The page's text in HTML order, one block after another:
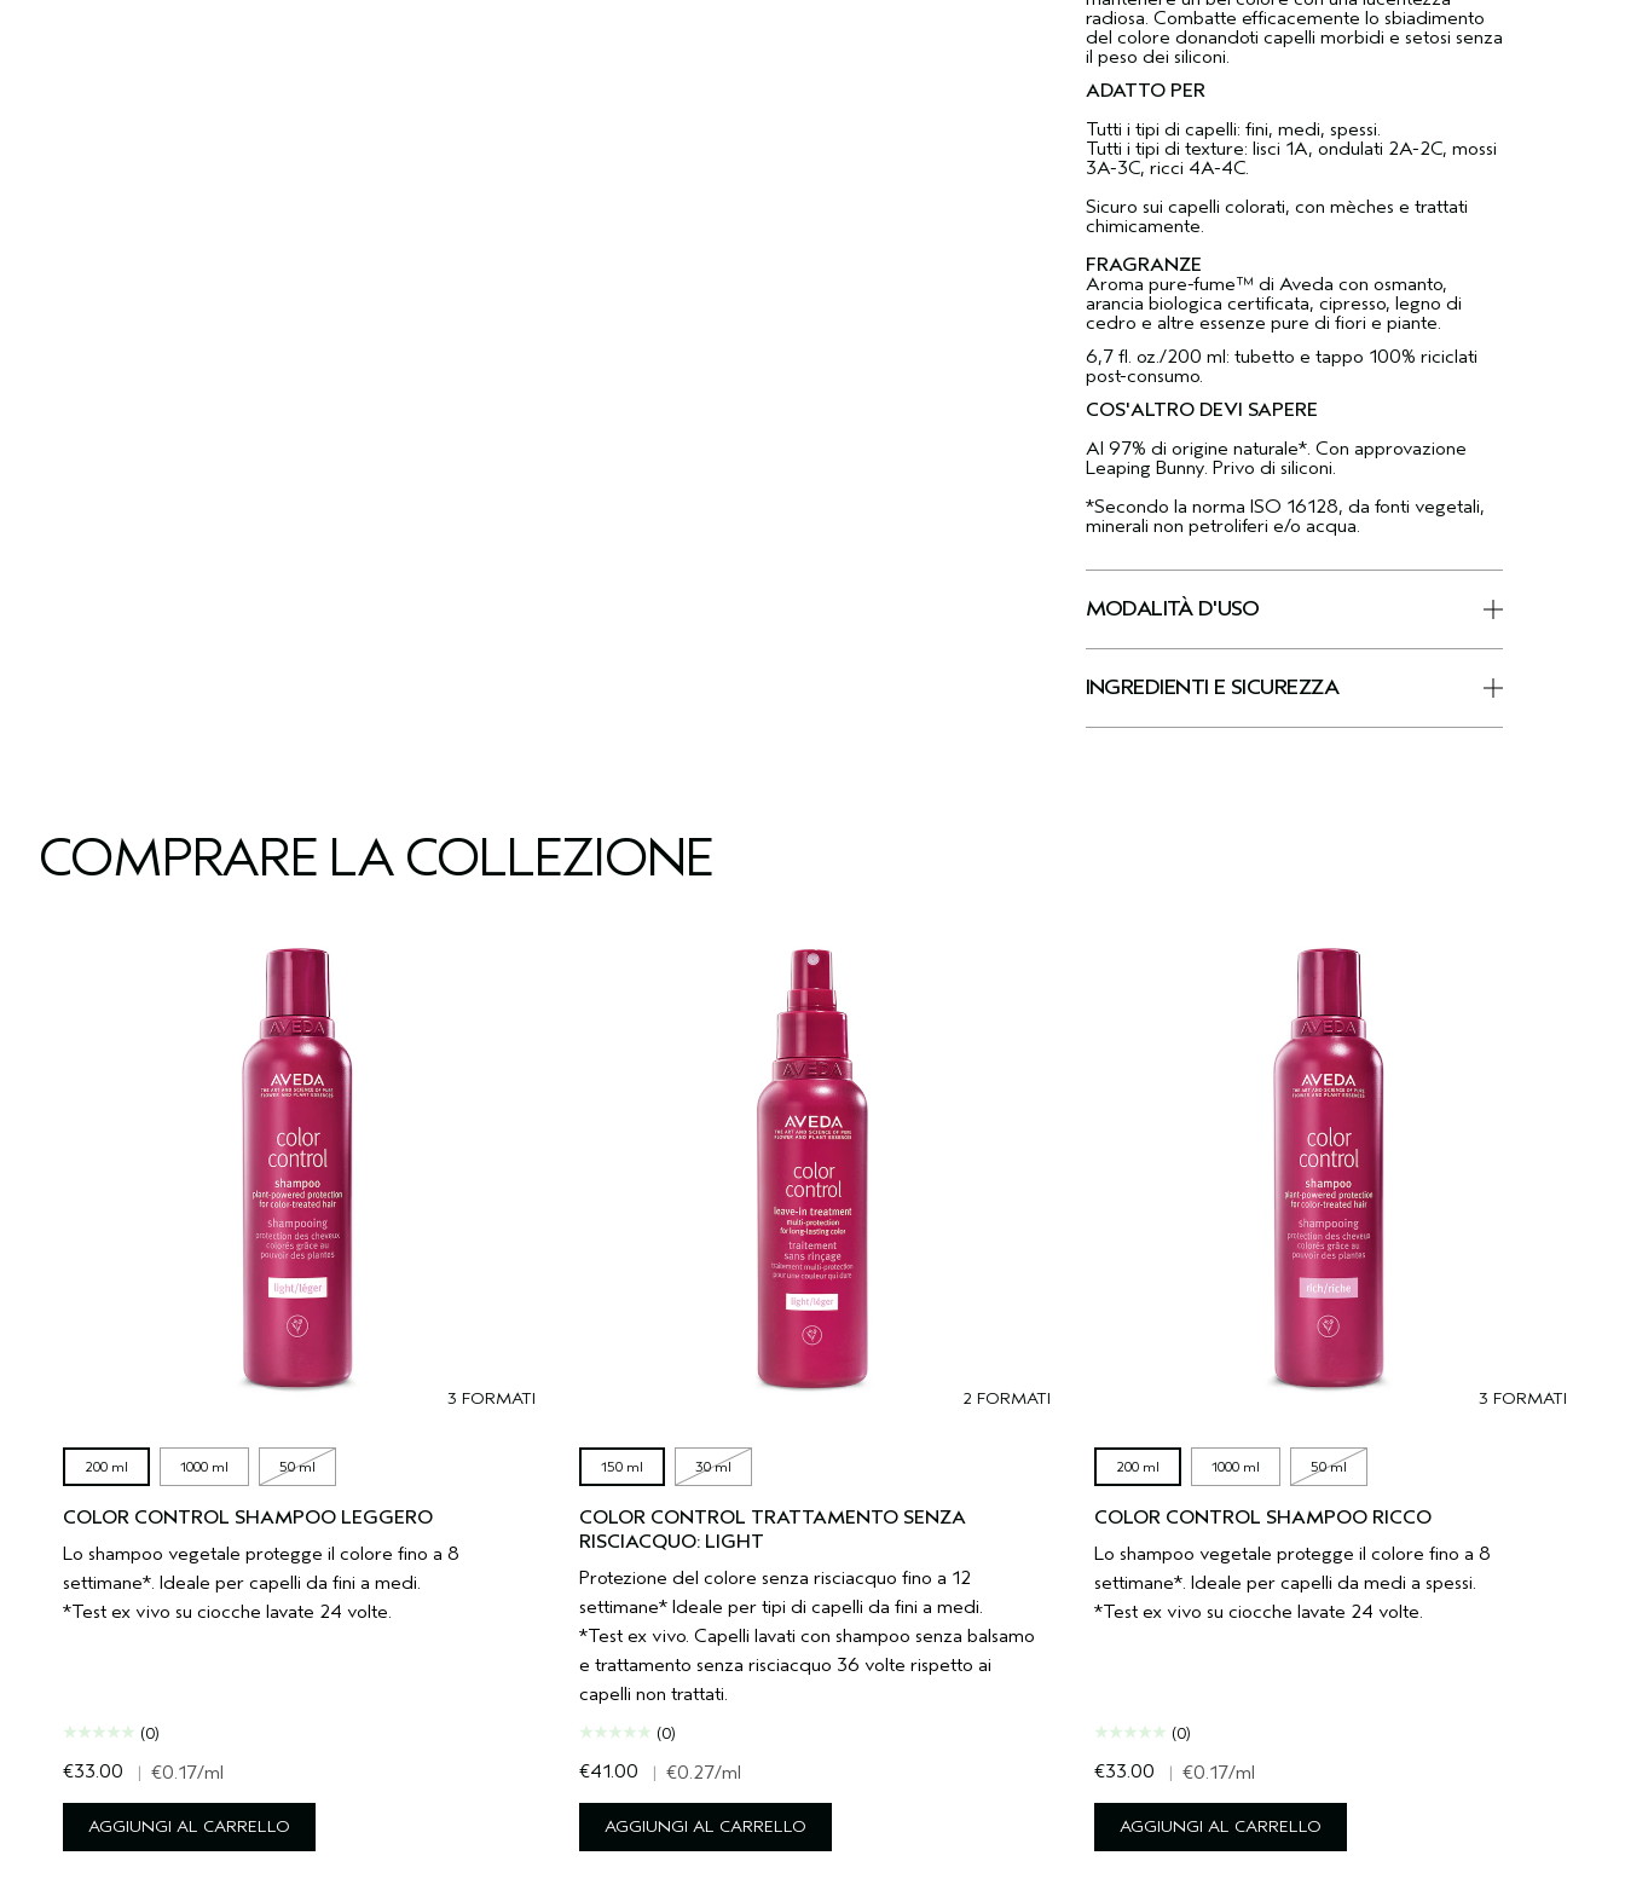
radiosa. Combatte efficacemente lo sbiadimento
del colore donandoti capelli morbidi e setosi senza
il peso dei siliconi.
ADATTO PER
Tutti i tipi di capelli: fini, medi, spessi.
Tutti i tipi di texture: lisci 1A, ondulati 2A-2C, mossi
3A-3C, ricci 4A-4C.
Sicuro sui capelli colorati, con mèches e trattati
chimicamente.
FRAGRANZE
Aroma pure-fume™ di Aveda con osmanto,
arancia biologica certificata, cipresso, legno di
cedro e altre essenze pure di fiori e piante.
6,7 fl. oz./200 ml: tubetto e tappo 100% riciclati
post-consumo.
COS'ALTRO DEVI SAPERE
Al 97% di origine naturale*. Con approvazione
Leaping Bunny. Privo di siliconi.
*Secondo la norma ISO 16128, da fonti vegetali,
minerali non petroliferi e/o acqua.
MODALITÀ D'USO
INGREDIENTI E SICUREZZA
COMPRARE LA COLLEZIONE
3 FORMATI
200 ml 1000 ml 50 ml
COLOR CONTROL SHAMPOO LEGGERO
Lo shampoo vegetale protegge il colore fino a 8
settimane*. Ideale per capelli da fini a medi.
*Test ex vivo su ciocche lavate 24 volte.
(0)
€33.00 | €0.17/ml
AGGIUNGI AL CARRELLO
2 FORMATI
150 ml 30 ml
COLOR CONTROL TRATTAMENTO SENZA
RISCIACQUO: LIGHT
Protezione del colore senza risciacquo fino a 12
settimane* Ideale per tipi di capelli da fini a medi.
*Test ex vivo. Capelli lavati con shampoo senza balsamo
e trattamento senza risciacquo 36 volte rispetto ai
capelli non trattati.
(0)
€41.00 | €0.27/ml
AGGIUNGI AL CARRELLO
3 FORMATI
200 ml 1000 ml 50 ml
COLOR CONTROL SHAMPOO RICCO
Lo shampoo vegetale protegge il colore fino a 8
settimane*. Ideale per capelli da medi a spessi.
*Test ex vivo su ciocche lavate 24 volte.
(0)
€33.00 | €0.17/ml
AGGIUNGI AL CARRELLO